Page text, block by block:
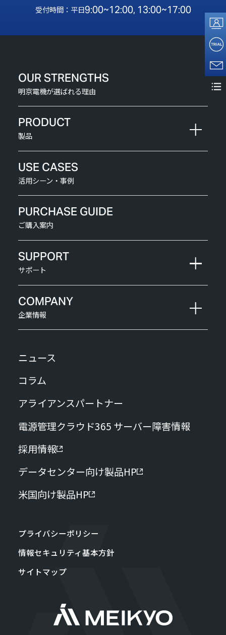
受付時間：平日9:00~12:00, 13:00~17:00
OUR STRENGTHS
明京電機が選ばれる理由
PRODUCT
製品
USE CASES
活用シーン・事例
PURCHASE GUIDE
ご購入案内
SUPPORT
サポート
COMPANY
企業情報
ニュース
コラム
アライアンスパートナー
電源管理クラウド365 サーバー障害情報
採用情報
データセンター向け製品HP
米国向け製品HP
プライバシーポリシー
情報セキュリティ基本方針
サイトマップ